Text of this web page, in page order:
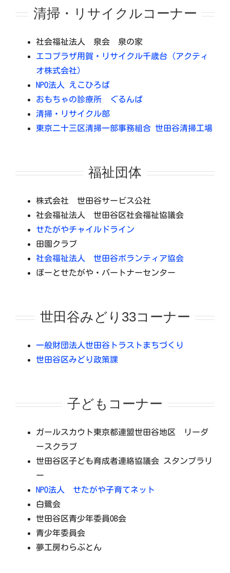
清掃・リサイクルコーナー
社会福祉法人 泉会 泉の家
エコプラザ用賀・リサイクル千歳台（アクティ
オ株式会社）
NPO法人 えこひろば
おもちゃの診療所 ぐるんぱ
清掃・リサイクル部
東京二十三区清掃一部事務組合 世田谷清掃工場
福祉団体
株式会社 世田谷サービス公社
社会福祉法人 世田谷区社会福祉協議会
せたがやチャイルドライン
田園クラブ
社会福祉法人 世田谷ボランティア協会
ぽーとせたがや・パートナーセンター
世田谷みどり33コーナー
一般財団法人世田谷トラストまちづくり
世田谷区みどり政策課
子どもコーナー
ガールスカウト東京都連盟世田谷地区 リーダ
ースクラブ
世田谷区子ども育成者連絡協議会 スタンプラリ
ー
NPO法人 せたがや子育てネット
白鷺会
世田谷区青少年委員OB会
青少年委員会
夢工房わらぶとん